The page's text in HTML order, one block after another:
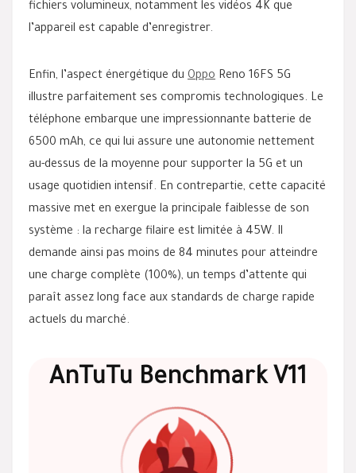
fichiers volumineux, notamment les vidéos 4K que
l’appareil est capable d’enregistrer.
Enfin, l’aspect énergétique du Oppo Reno 16FS 5G
illustre parfaitement ses compromis technologiques. Le
téléphone embarque une impressionnante batterie de
6500 mAh, ce qui lui assure une autonomie nettement
au-dessus de la moyenne pour supporter la 5G et un
usage quotidien intensif. En contrepartie, cette capacité
massive met en exergue la principale faiblesse de son
système : la recharge filaire est limitée à 45W. Il
demande ainsi pas moins de 84 minutes pour atteindre
une charge complète (100%), un temps d’attente qui
paraît assez long face aux standards de charge rapide
actuels du marché.
AnTuTu Benchmark V11